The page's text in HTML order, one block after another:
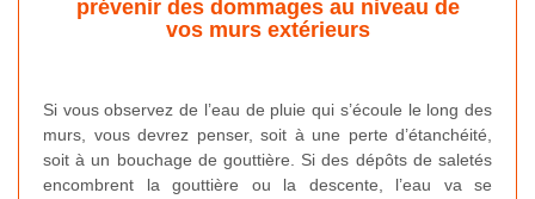
prévenir des dommages au niveau de
vos murs extérieurs
Si vous observez de l’eau de pluie qui s’écoule le long des
murs, vous devrez penser, soit à une perte d’étanchéité,
soit à un bouchage de gouttière. Si des dépôts de saletés
encombrent la gouttière ou la descente, l’eau va se